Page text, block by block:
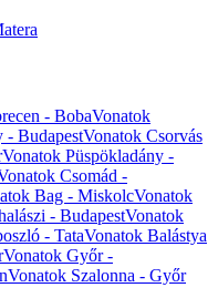
- BobaVonatok
- BudapestVonatok Csorvás
Vonatok Püspökladány -
Csomád -
Bag - MiskolcVonatok
- BudapestVonatok
- TataVonatok Balástya
Vonatok Győr -
Vonatok Szalonna - Győr